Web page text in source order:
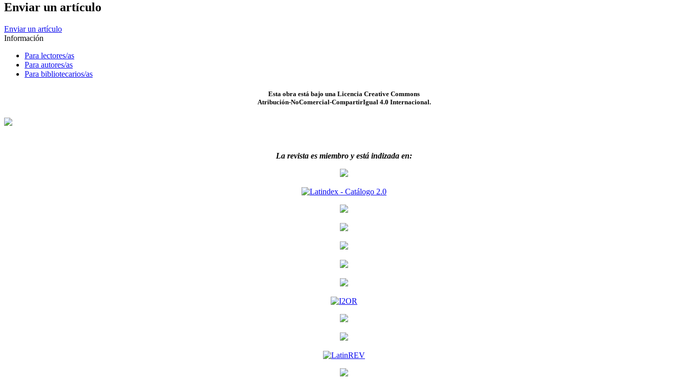
Enviar un artículo
Enviar un artículo
Información
Para lectores/as
Para autores/as
Para bibliotecarios/as
Esta obra está bajo una Licencia Creative Commons
Atribución-NoComercial-CompartirIgual 4.0 Internacional.
La revista es miembro y está indizada en: